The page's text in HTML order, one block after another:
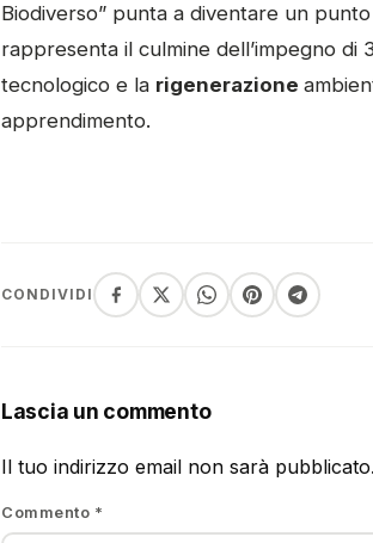
Biodiverso” punta a diventare un
rappresenta il culmine dell’impegno di
tecnologico e la rigenerazione
apprendimento.
CONDIVIDI
Lascia un commento
Il tuo indirizzo email non sarà pubblicato.
Commento *